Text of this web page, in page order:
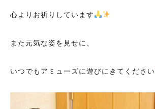
心よりお祈りしています
また元気な姿を見せに、
いつでもアミューズに遊びにきてください